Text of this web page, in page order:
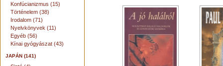
Konfúcianizmus (15)
Történelem (38)
Irodalom (71)
Nyelvkönyvek (11)
Egyéb (56)
Kínai gyógyászat (43)
JAPÁN (141)